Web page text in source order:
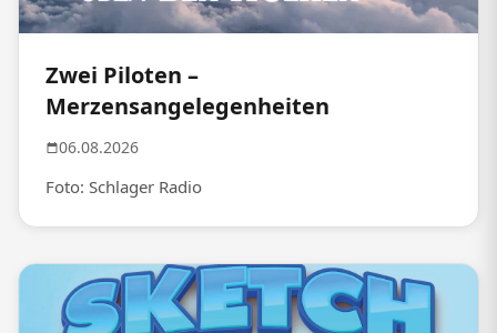
Zwei Piloten –
Merzensangelegenheiten
06.08.2026
Foto: Schlager Radio